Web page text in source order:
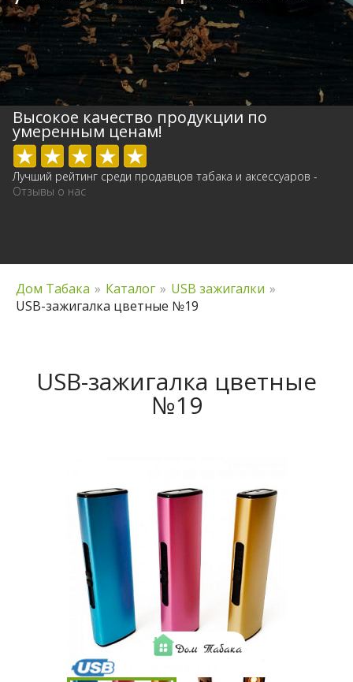
Высокое качество продукции по
умеренным ценам!
Лучший рейтинг среди продавцов табака и аксессуаров -
Отзывы о нас
Дом Табака » Каталог » USB зажигалки »
USB-зажигалка цветные №19
USB-зажигалка цветные
№19